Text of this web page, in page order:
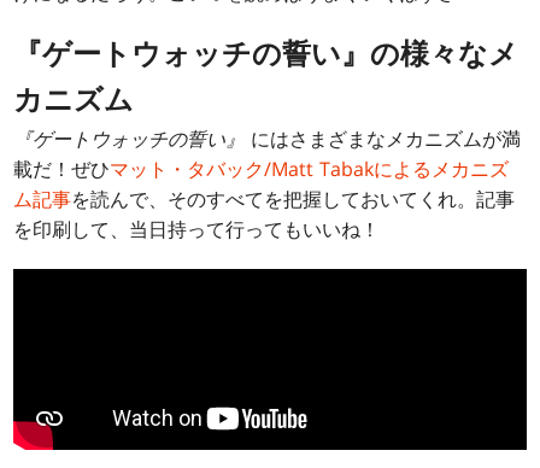
『ゲートウォッチの誓い』の様々なメ
カニズム
『ゲートウォッチの誓い』
にはさまざまなメカニズムが満
載だ！ぜひマット・タバック/Matt Tabakによるメカニズ
ム記事を読んで、そのすべてを把握しておいてくれ。記事
を印刷して、当日持って行ってもいいね！